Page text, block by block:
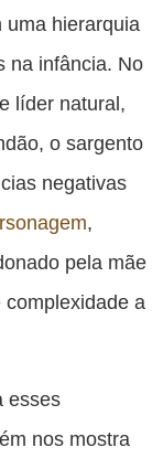
uma hierarquia
na infância. No
líder natural,
o sargento
negativas
,
pela mãe
a
esses
nos mostra